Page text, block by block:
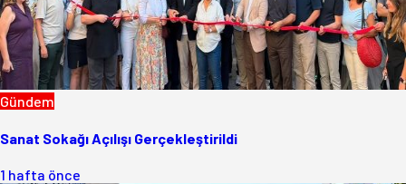
Gündem
Sanat Sokağı Açılışı Gerçekleştirildi
1 hafta önce